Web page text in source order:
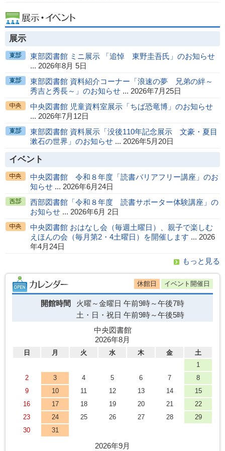
展示
東部図書館 ミニ展示 「追悼 東野圭吾氏」のお知らせ
... 2026年8月 5日
東部図書館 資料紹介コーナー「浪速の夢 兄弟の絆～
秀吉と秀長～」のお知らせ ... 2026年7月25日
中央図書館 児童資料室展示「ちば恐竜博」のお知らせ
... 2026年7月12日
東部図書館 資料展示「没後110年記念展示 文豪・夏目
漱石の世界」のお知らせ ... 2026年5月20日
イベント
中央図書館 令和８年度「読書バリアフリー講座」のお
知らせ ... 2026年6月24日
西部図書館「令和８年度 読書サポーター体験講座」の
お知らせ ... 2026年6月 2日
中央図書館 おはなし会（毎週土曜日）、親子で楽しむ
えほんの会（毎月第2・4土曜日）を開催します ... 2026
年4月24日
もっと見る
イベント開催日
休館日
開館時間 火曜～金曜日 午前9時～午後7時
土・日・祝日 午前9時～午後5時
中央図書館
2026年8月
日 月 火 水 木 金
土
1
2
3 4 5 6 7
8
9
10 11 12 13 14
15
16
17 18 19 20 21
22
23
24 25 26 27 28
29
30
31
2026年9月